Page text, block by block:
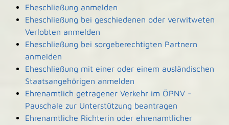
Eheschließung anmelden
Eheschließung bei geschiedenen oder verwitweten
Verlobten anmelden
Eheschließung bei sorgeberechtigten Partnern
anmelden
Eheschließung mit einer oder einem ausländischen
Staatsangehörigen anmelden
Ehrenamtlich getragener Verkehr im ÖPNV -
Pauschale zur Unterstützung beantragen
Ehrenamtliche Richterin oder ehrenamtlicher